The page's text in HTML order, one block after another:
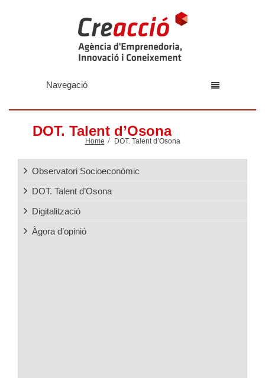
Navegació
DOT. Talent d’Osona
Home DOT. Talent d’Osona
Observatori Socioeconòmic
DOT. Talent d’Osona
Digitalització
Àgora d’opinió